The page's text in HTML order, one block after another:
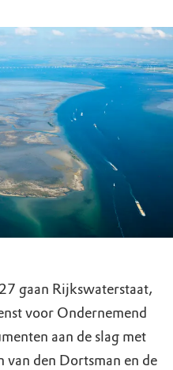
gaan Rijkswaterstaat,
voor Ondernemend
aan de slag met
van den Dortsman en de